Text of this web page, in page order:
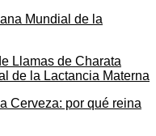
Llamas de Charata
de la Lactancia Materna